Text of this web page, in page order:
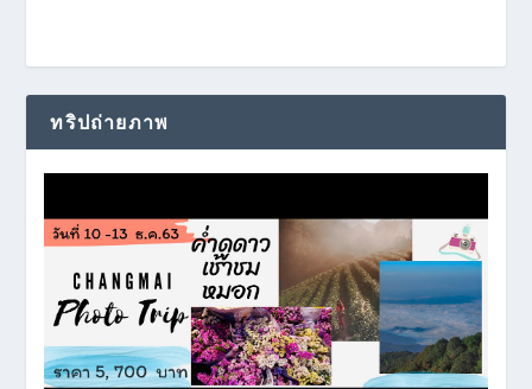
ทริปถ่ายภาพ